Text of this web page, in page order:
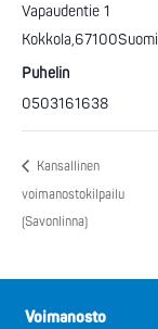
Vapaudentie 1
Kokkola,67100Suomi
Puhelin
0503161638
Kansallinen
voimanostokilpailu
(Savonlinna)
Voimanosto